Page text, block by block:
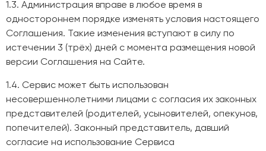
1.3. Администрация вправе в любое время в
одностороннем порядке изменять условия настоящего
Соглашения. Такие изменения вступают в силу по
истечении 3 (трёх) дней с момента размещения новой
версии Соглашения на Сайте.
1.4. Сервис может быть использован
несовершеннолетними лицами с согласия их законных
представителей (родителей, усыновителей, опекунов,
попечителей). Законный представитель, давший
согласие на использование Сервиса